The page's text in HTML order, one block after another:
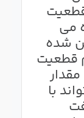
می
شده
قطعیت
با